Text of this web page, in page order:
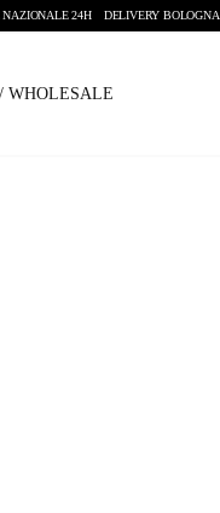
NAZIONALE 24H DELIVERY BOLOGNA
WHOLESALE